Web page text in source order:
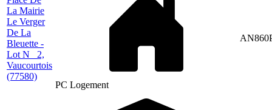
La Mairie
Le Verger
De La
Bleuette -
Lot N_ 2,
Vaucourtois
(77580)
PC Logement